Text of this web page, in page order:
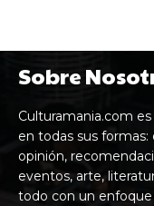
Sobre
Culturamania.com
en todas sus
opinión,
eventos, arte,
todo con un enfoque